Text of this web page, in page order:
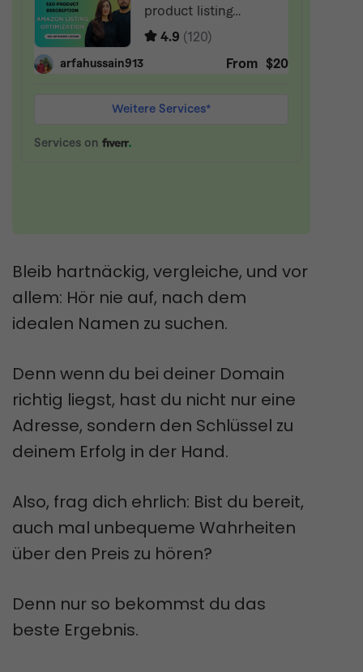
Bleib hartnäckig, vergleiche, und vor
allem: Hör nie auf, nach dem
idealen Namen zu suchen.
Denn wenn du bei deiner Domain
richtig liegst, hast du nicht nur eine
Adresse, sondern den Schlüssel zu
deinem Erfolg in der Hand.
Also, frag dich ehrlich: Bist du bereit,
auch mal unbequeme Wahrheiten
über den Preis zu hören?
Denn nur so bekommst du das
beste Ergebnis.